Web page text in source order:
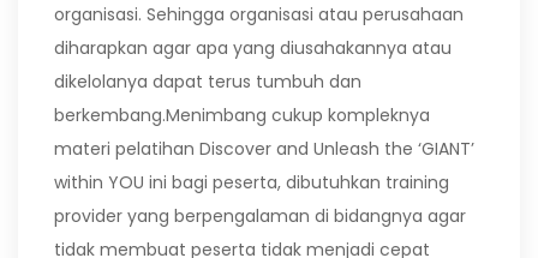
organisasi. Sehingga organisasi atau perusahaan
diharapkan agar apa yang diusahakannya atau
dikelolanya dapat terus tumbuh dan
berkembang.Menimbang cukup kompleknya
materi pelatihan Discover and Unleash the ‘GIANT’
within YOU ini bagi peserta, dibutuhkan training
provider yang berpengalaman di bidangnya agar
tidak membuat peserta tidak menjadi cepat